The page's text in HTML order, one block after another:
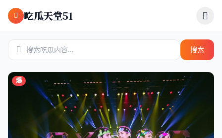
跳过导航
吃瓜天堂51
搜索
爆